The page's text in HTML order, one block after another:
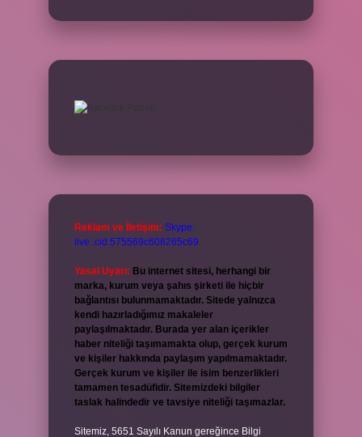
Reklam ve İletişim: Skype:
live:.cid.575569c608265c69
Yasal Uyarı: Bu internet sitesi, herhangi bir
marka, kurum veya şahıs şirketi ile hiçbir
bağlantısı bulunmamaktadır. Sitede yalnızca
kendi hazırladığımız makaleler
paylaşılmaktadır. Burada yer alan içerikler
haber niteliği taşımamakta olup, gerçek kurum
ve kişiler hakkında paylaşım yapılmamaktadır.
Gerçek kurum ve kişiler ile isim benzerlikleri
tamamen tesadüfidir. Sitemizdeki bilgiler
taslak halindedir ve tavsiye niteliği taşımazlar.
Sitemiz, 5651 Sayılı Kanun gereğince Bilgi